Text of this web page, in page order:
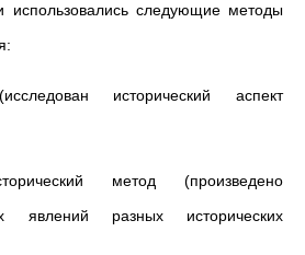
использовались следующие методы
исторический аспект
метод (произведено
явлений разных исторических